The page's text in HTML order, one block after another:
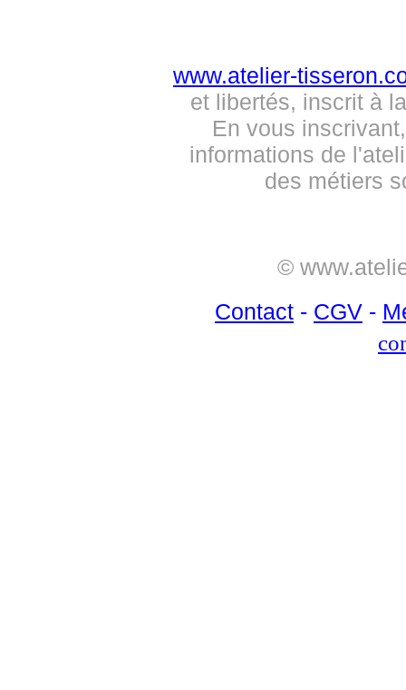
www.atelier-
et libertés, inscrit à
En vous
informations de
des métiers
©
Contact - CGV -